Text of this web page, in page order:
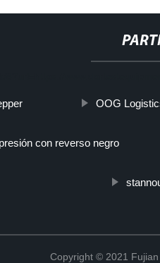
OOG
con reverso negro
Copyright © 2021